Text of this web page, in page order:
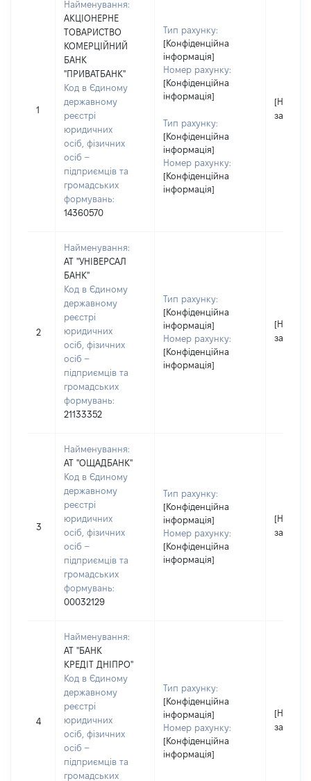
1
Найменування:
АКЦІОНЕРНЕ
ТОВАРИСТВО
КОМЕРЦІЙНИЙ
БАНК
"ПРИВАТБАНК"
Код в Єдиному
державному
реєстрі
юридичних
осіб, фізичних
осіб –
підприємців та
громадських
формувань:
14360570
Тип рахунку:
[Конфіденційна
інформація]
Номер рахунку:
[Конфіденційна
інформація]
Тип рахунку:
[Конфіденційна
інформація]
Номер рахунку:
[Конфіденційна
інформація]
[Не
2
Найменування:
АТ "УНІВЕРСАЛ
БАНК"
Код в Єдиному
державному
реєстрі
юридичних
осіб, фізичних
осіб –
підприємців та
громадських
формувань:
21133352
Тип рахунку:
[Конфіденційна
інформація]
Номер рахунку:
[Конфіденційна
інформація]
[Не
3
Найменування:
АТ "ОЩАДБАНК"
Код в Єдиному
державному
реєстрі
юридичних
осіб, фізичних
осіб –
підприємців та
громадських
формувань:
00032129
Тип рахунку:
[Конфіденційна
інформація]
Номер рахунку:
[Конфіденційна
інформація]
[Не
4
Найменування:
АТ "БАНК
КРЕДІТ ДНІПРО"
Код в Єдиному
державному
реєстрі
юридичних
осіб, фізичних
осіб –
підприємців та
громадських
Тип рахунку:
[Конфіденційна
інформація]
Номер рахунку:
[Конфіденційна
інформація]
[Не